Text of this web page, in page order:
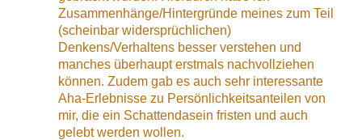
Zusammenhänge/Hintergründe meines zum Teil
(scheinbar widersprüchlichen)
Denkens/Verhaltens besser verstehen und
manches überhaupt erstmals nachvollziehen
können. Zudem gab es auch sehr interessante
Aha-Erlebnisse zu Persönlichkeitsanteilen von
mir, die ein Schattendasein fristen und auch
gelebt werden wollen.